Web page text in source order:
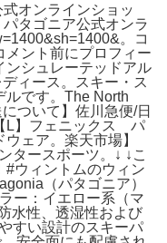
オンラインショッ
タゴニア公式オンラ
。コ
ント前にプロフィー
シュレーテッドアル
ース。スキー・ス
ルです。The North
ついて】佐川急便/日
L】フェニックス パ
ェア。楽天市場】
タースポーツ。↓ ↓こ
#ウィントムのウィン
（パタゴニア）
ー：イエロー系（マ
水性、透湿性および
すい設計のスキーパ